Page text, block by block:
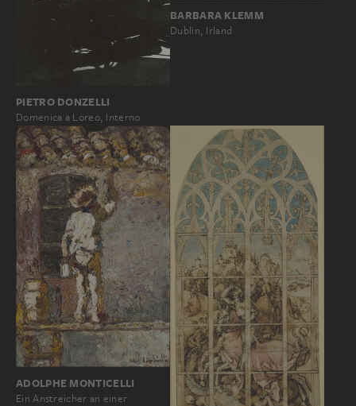
PIETRO DONZELLI
Domenica a Loreo, Interno
BARBARA KLEMM
Dublin, Irland
ADOLPHE MONTICELLI
Ein Anstreicher an einer